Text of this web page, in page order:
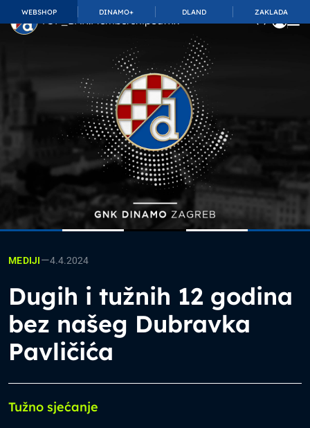
WEBSHOP DINAMO+ DLAND ZAKLADA
TOP_BAR.MembershipSuffix
MEDIJI—4.4.2024
Dugih i tužnih 12 godina
bez našeg Dubravka
Pavličića
Tužno sjećanje